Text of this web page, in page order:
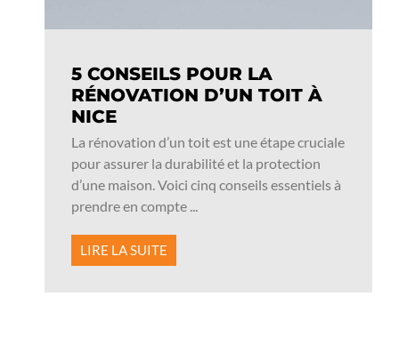
5 CONSEILS POUR LA
RÉNOVATION D’UN TOIT À
NICE
La rénovation d’un toit est une étape cruciale
pour assurer la durabilité et la protection
d’une maison. Voici cinq conseils essentiels à
prendre en compte ...
LIRE LA SUITE